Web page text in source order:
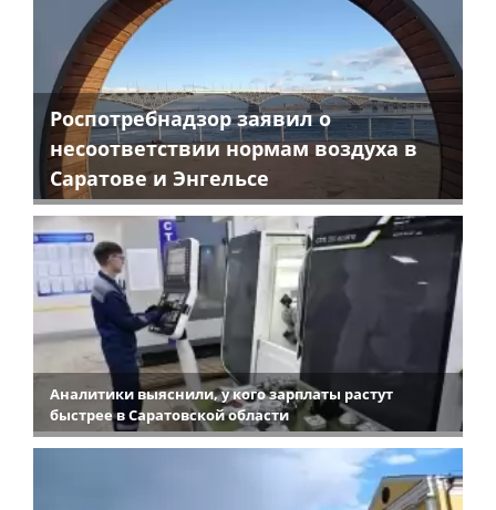
Роспотребнадзор заявил о
несоответствии нормам воздуха в
Саратове и Энгельсе
Аналитики выяснили, у кого зарплаты растут
быстрее в Саратовской области